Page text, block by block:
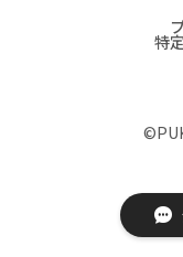
特